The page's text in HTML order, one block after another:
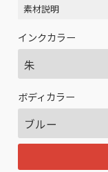
素材説明
インクカラー
ボディカラー